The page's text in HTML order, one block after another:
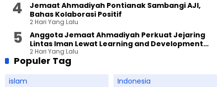
Jemaat Ahmadiyah Pontianak Sambangi AJI,
Bahas Kolaborasi Positif
2 Hari Yang Lalu
Anggota Jemaat Ahmadiyah Perkuat Jejaring
Lintas Iman Lewat Learning and Development
Festival di Yogyakarta
2 Hari Yang Lalu
Populer Tag
islam
Indonesia